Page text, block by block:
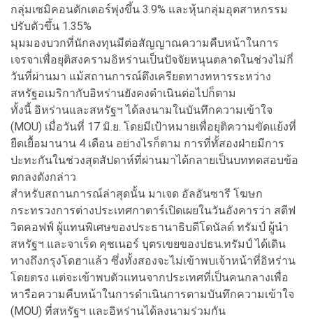
กลุ่มเซมิคอนดักเตอร์พุ่งขึ้น 3.9% และหุ้นกลุ่มอุตสาหกรรม
ปรับตัวขึ้น 1.35%
มุมมองบวกที่นักลงทุนมีต่อสัญญาณความคืบหน้าในการ
เจรจาเพื่อยุติสงครามอิหร่านเป็นปัจจัยหนุนตลาดในช่วงไม่กี่
วันที่ผ่านมา แม้สถานการณ์ตึงเครียดทางทหารระหว่าง
สหรัฐอเมริกากับอิหร่านยังคงดำเนินต่อไปก็ตาม
ทั้งนี้ อิหร่านและสหรัฐฯ ได้ลงนามในบันทึกความเข้าใจ
(MOU) เมื่อวันที่ 17 มิ.ย. โดยมีเป้าหมายเพื่อยุติความขัดแย้งที่
ยืดเยื้อมานาน 4 เดือน อย่างไรก็ตาม การที่ทั้สองฝ่ายมีการ
ปะทะกันในช่วงสุดสัปดาห์ที่ผ่านมาได้กลายเป็นบททดสอบข้อ
ตกลงดังกล่าว
สำหรับสถานการณ์ล่าสุดนั้น มาเจด อัลอันซารี โฆษก
กระทรวงการต่างประเทศกาตาร์เปิดเผยในวันอังคารว่า สตีฟ
วิตคอฟฟ์ ผู้แทนพิเศษของประธานาธิบดีโดนัลด์ ทรัมป์ ผู้นำ
สหรัฐฯ และจาเร็ด คุชเนอร์ บุตรเขยของปธน.ทรัมป์ ได้เดิน
ทางถึงกรุงโดฮาแล้ว ซึ่งทั้งสองจะไม่เข้าพบเจ้าหน้าที่อิหร่าน
โดยตรง แต่จะเข้าพบตัวแทนจากประเทศที่เป็นคนกลางเพื่อ
หารือความคืบหน้าในการดำเนินการตามบันทึกความเข้าใจ
(MOU) ที่สหรัฐฯ และอิหร่านได้ลงนามร่วมกัน